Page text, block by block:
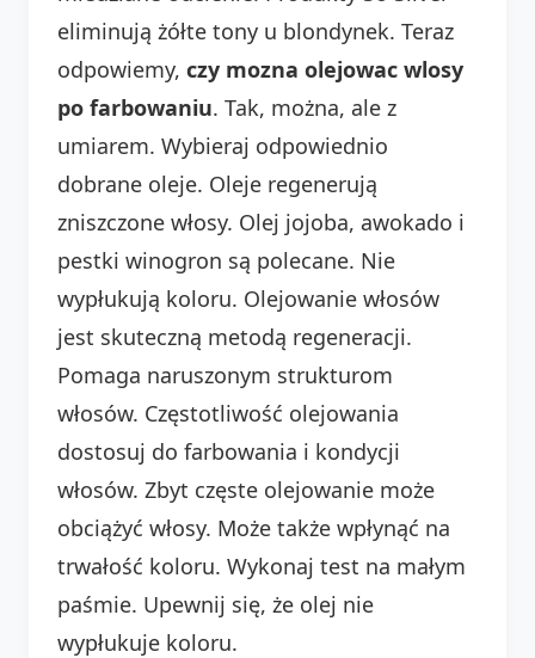
eliminują żółte tony u blondynek. Teraz
odpowiemy, czy mozna olejowac wlosy
po farbowaniu. Tak, można, ale z
umiarem. Wybieraj odpowiednio
dobrane oleje. Oleje regenerują
zniszczone włosy. Olej jojoba, awokado i
pestki winogron są polecane. Nie
wypłukują koloru. Olejowanie włosów
jest skuteczną metodą regeneracji.
Pomaga naruszonym strukturom
włosów. Częstotliwość olejowania
dostosuj do farbowania i kondycji
włosów. Zbyt częste olejowanie może
obciążyć włosy. Może także wpłynąć na
trwałość koloru. Wykonaj test na małym
paśmie. Upewnij się, że olej nie
wypłukuje koloru.